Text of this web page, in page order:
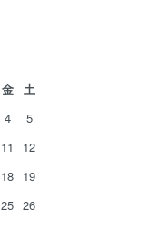
金
土
4
5
11
12
18 19
25 26